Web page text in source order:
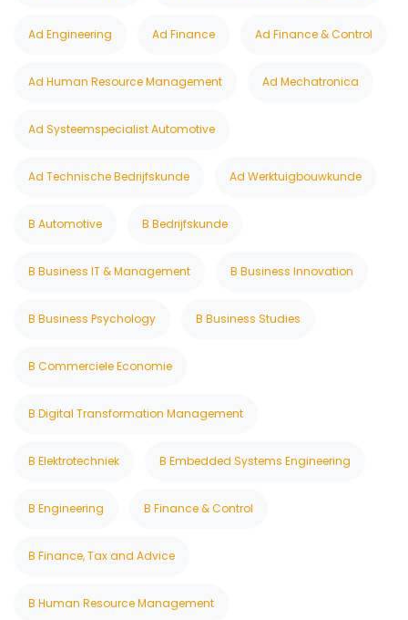
Ad Engineering Ad Finance Ad Finance & Control
Ad Human Resource Management Ad Mechatronica
Ad Systeemspecialist Automotive
Ad Technische Bedrijfskunde Ad Werktuigbouwkunde
B Automotive B Bedrijfskunde
B Business IT & Management B Business Innovation
B Business Psychology B Business Studies
B Commerciele Economie
B Digital Transformation Management
B Elektrotechniek B Embedded Systems Engineering
B Engineering B Finance & Control
B Finance, Tax and Advice
B Human Resource Management